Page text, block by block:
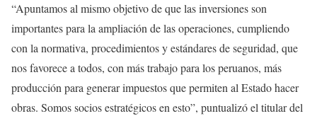
“Apuntamos al mismo objetivo de que las inversiones son
importantes para la ampliación de las operaciones, cumpliendo
con la normativa, procedimientos y estándares de seguridad, que
nos favorece a todos, con más trabajo para los peruanos, más
producción para generar impuestos que permiten al Estado hacer
obras. Somos socios estratégicos en esto”, puntualizó el titular del